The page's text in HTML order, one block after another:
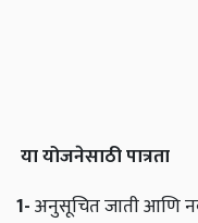
यायोजनेसाठीपात्रता
1-अनुसूचित जाती आणि